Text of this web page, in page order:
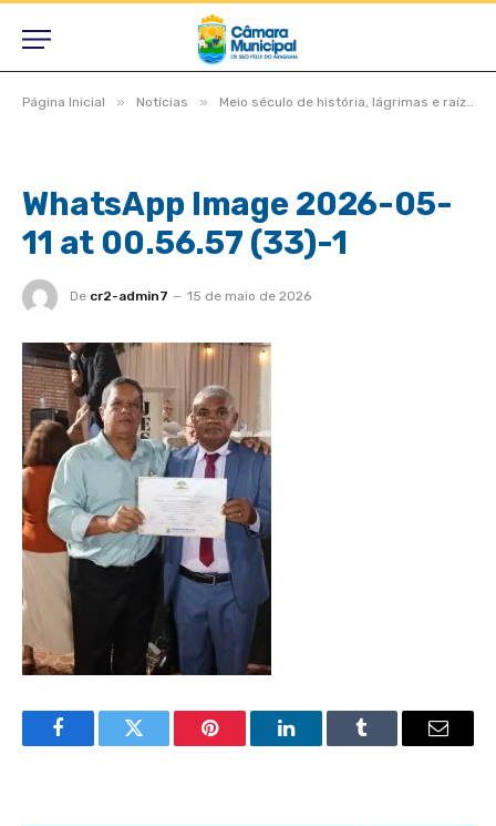
Página Inicial » Notícias » Meio século de história, lágrimas e raízes, São Félix do Araguaia vive noite inesquecível em homenagem aos pioneiros
WhatsApp Image 2026-05-
11 at 00.56.57 (33)-1
De cr2-admin7 15 de maio de 2026
FacebookTwitter Pinterest LinkedInTumblr Email